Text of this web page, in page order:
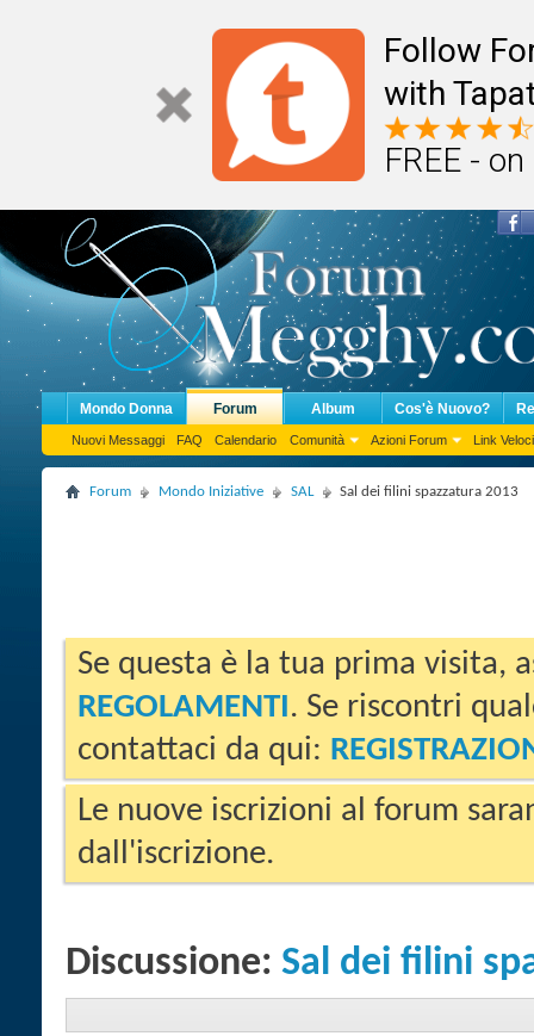
Follow
with
FREE -
Mondo Donna Forum
Nuovi Messaggi FAQ Calendario Comunità Azioni Forum Link Veloci
Album Cos'è Nuovo?
Forum Mondo Iniziative SAL Sal dei filini spazzatura 2013
Se questa è la tua prima visita,
REGOLAMENTI. Se riscontri
contattaci da qui:
Le nuove iscrizioni al forum
dall'iscrizione.
Discussione: Sal dei filini